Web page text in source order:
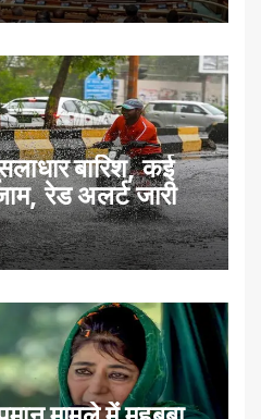
बारिश, कई
रेड अलर्ट जारी